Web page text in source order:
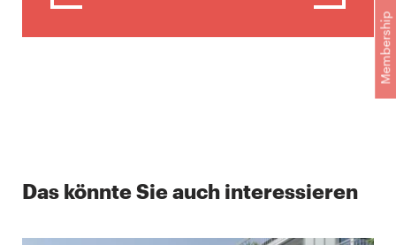
Membership
Das könnte Sie auch interessieren